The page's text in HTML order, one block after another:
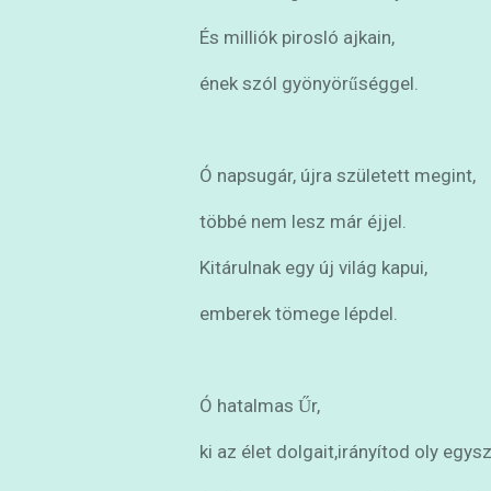
És milliók pirosló ajkain,
ének szól gyönyörűséggel.
Ó napsugár, újra született megint,
többé nem lesz már éjjel.
Kitárulnak egy új világ kapui,
emberek tömege lépdel.
Ó hatalmas Űr,
ki az élet dolgait,irányítod oly